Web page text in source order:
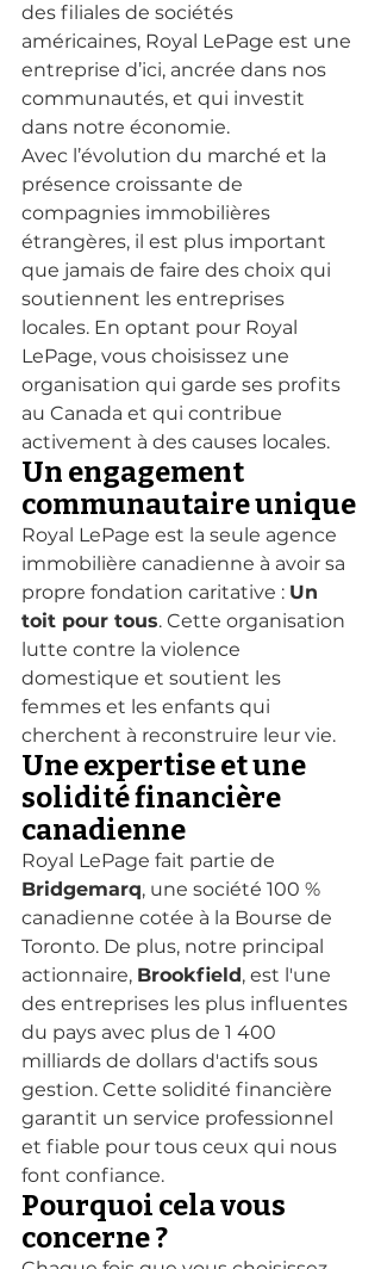
des filiales de sociétés
américaines, Royal LePage est une
entreprise d’ici, ancrée dans nos
communautés, et qui investit
dans notre économie.
Avec l’évolution du marché et la
présence croissante de
compagnies immobilières
étrangères, il est plus important
que jamais de faire des choix qui
soutiennent les entreprises
locales. En optant pour Royal
LePage, vous choisissez une
organisation qui garde ses profits
au Canada et qui contribue
activement à des causes locales.
Un engagement
communautaire unique
Royal LePage est la seule agence
immobilière canadienne à avoir sa
propre fondation caritative : Un
toit pour tous. Cette organisation
lutte contre la violence
domestique et soutient les
femmes et les enfants qui
cherchent à reconstruire leur vie.
Une expertise et une
solidité financière
canadienne
Royal LePage fait partie de
Bridgemarq, une société 100 %
canadienne cotée à la Bourse de
Toronto. De plus, notre principal
actionnaire, Brookfield, est l'une
des entreprises les plus influentes
du pays avec plus de 1 400
milliards de dollars d'actifs sous
gestion. Cette solidité financière
garantit un service professionnel
et fiable pour tous ceux qui nous
font confiance.
Pourquoi cela vous
concerne ?